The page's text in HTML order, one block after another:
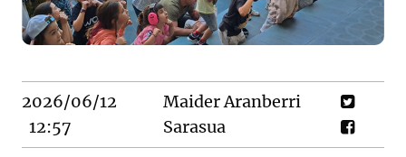
2026/06/12
12:57
Maider Aranberri
Sarasua